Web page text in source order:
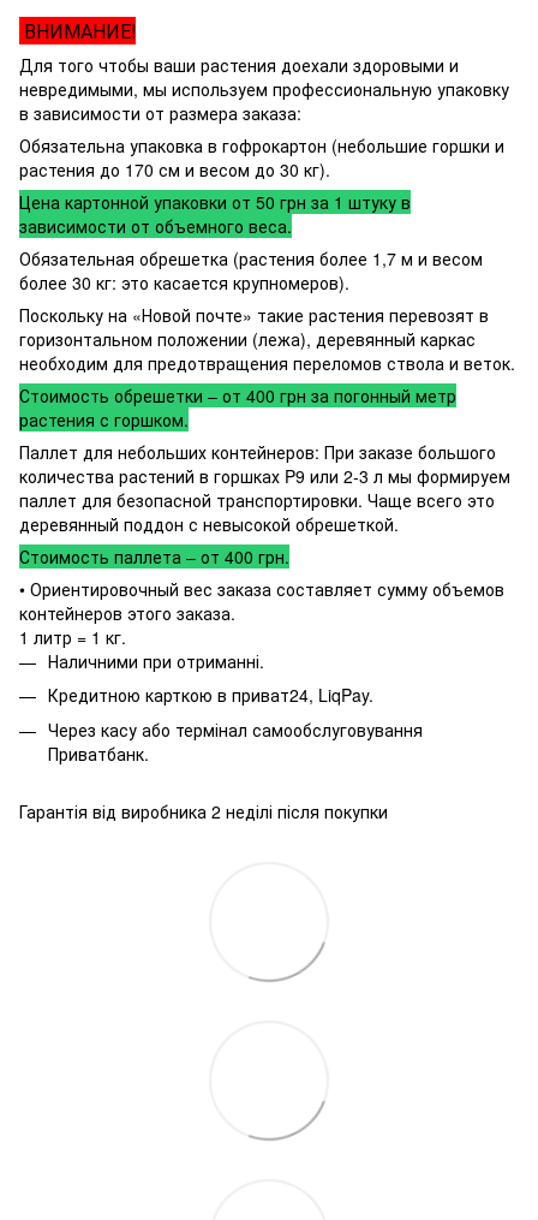
ВНИМАНИЕ!
Для того чтобы ваши растения доехали здоровыми и
невредимыми, мы используем профессиональную упаковку
в зависимости от размера заказа:
Обязательна упаковка в гофрокартон (небольшие горшки и
растения до 170 см и весом до 30 кг).
Цена картонной упаковки от 50 грн за 1 штуку в
зависимости от объемного веса.
Обязательная обрешетка (растения более 1,7 м и весом
более 30 кг: это касается крупномеров).
Поскольку на «Новой почте» такие растения перевозят в
горизонтальном положении (лежа), деревянный каркас
необходим для предотвращения переломов ствола и веток.
Стоимость обрешетки – от 400 грн за погонный метр
растения с горшком.
Паллет для небольших контейнеров: При заказе большого
количества растений в горшках P9 или 2-3 л мы формируем
паллет для безопасной транспортировки. Чаще всего это
деревянный поддон с невысокой обрешеткой.
Стоимость паллета – от 400 грн.
• Ориентировочный вес заказа составляет сумму объемов
контейнеров этого заказа.
1 литр = 1 кг.
Наличними при отриманні.
Кредитною карткою в приват24, LiqPay.
Через касу або термінал самообслуговування
Приватбанк.
Гарантія від виробника 2 неділі після покупки